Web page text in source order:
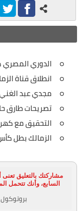
اللغة العربية كما لا
افضل روتين لنضارة
أفضل تطبيقات الهواتف
كيف تنشئ موقع تربح منه في 7 خطوات
كريم جاراميسين لعلاج
فيرس كورونا
مارس الجنس مع خفاش
رسميًا.. إلغاء امتحانات
التعليم: امتحان
منتصف مارس
رئيس الوزراء يتفقد
الدوري
انطلاق قناة
مجدي عبد
تصريحات طارق
التحقيق مع
الزمالك بطل كأس
مشاركتك بالتعليق
السابع، وأنك تتحمل